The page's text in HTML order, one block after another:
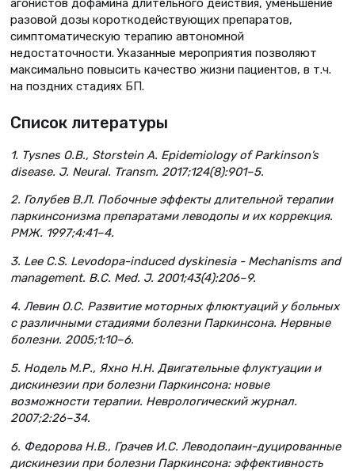
разовой дозы короткодействующих препаратов,
симптоматическую терапию автономной
недостаточности. Указанные мероприятия позволяют
максимально повысить качество жизни пациентов, в т.ч.
на поздних стадиях БП.
Список литературы
1. Tysnes O.B., Storstein A. Epidemiology of Parkinson’s
disease. J. Neural. Transm. 2017;124(8):901–5.
2. Голубев В.Л. Побочные эффекты длительной терапии
паркинсонизма препаратами леводопы и их коррекция.
РМЖ. 1997;4:41–4.
3. Lee C.S. Levodopa-induced dyskinesia - Mechanisms and
management. B.C. Med. J. 2001;43(4):206–9.
4. Левин О.С. Развитие моторных флюктуаций у больных
с различными стадиями болезни Паркинсона. Нервные
болезни. 2005;1:10–6.
5. Нодель М.Р., Яхно Н.Н. Двигательные флуктуации и
дискинезии при болезни Паркинсона: новые
возможности терапии. Неврологический журнал.
2007;2:26–34.
6. Федорова Н.В., Грачев И.С. Леводопаин-дуцированные
дискинезии при болезни Паркинсона: эффективность